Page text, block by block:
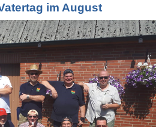
im August